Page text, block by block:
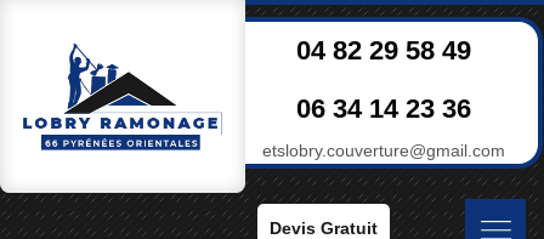
04 82 29 58 49
06 34 14 23 36
etslobry.couverture@gmail.com
Devis Gratuit